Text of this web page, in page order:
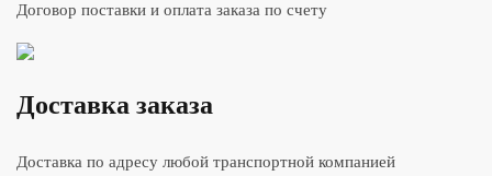
Договор поставки и оплата заказа по счету
Доставка заказа
Доставка по адресу любой транспортной компанией